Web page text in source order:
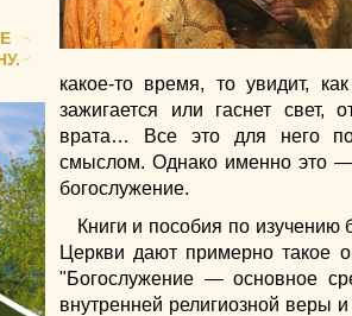
какое-то время, то увидит,
зажигается или гаснет свет,
врата… Все это для него
смыслом. Однако именно это
богослужение.
Книги и пособия по изучению
Церкви дают примерно такое
"Богослужение — основное
внутренней религиозной веры